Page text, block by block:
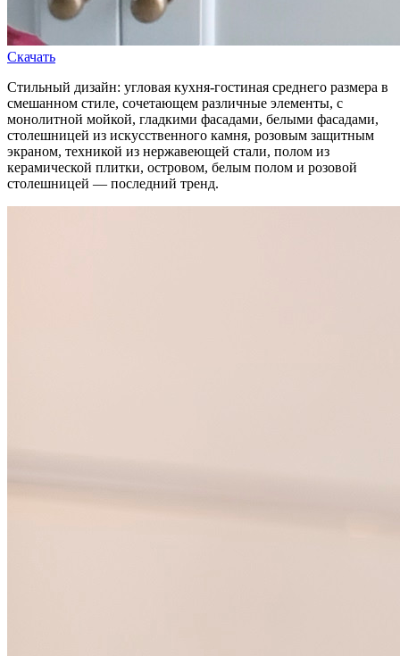
Скачать
Стильный дизайн: угловая кухня-гостиная среднего размера в
смешанном стиле, сочетающем различные элементы, с
монолитной мойкой, гладкими фасадами, белыми фасадами,
столешницей из искусственного камня, розовым защитным
экраном, техникой из нержавеющей стали, полом из
керамической плитки, островом, белым полом и розовой
столешницей — последний тренд.